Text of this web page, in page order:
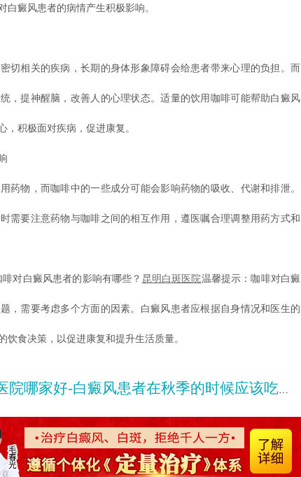
白癜风患者的病情产生积极影响。
相关的疾病，长期的身体形象障碍会给患者带来心理的负担。而
，提神醒脑，改善人的心理状态。适量的饮用咖啡可能帮助白癜风
，积极面对疾病，促进康复。
药物，而咖啡中的一些成分可能会影响药物的吸收、代谢和排泄。
需要注意药物与咖啡之间的相互作用，遵医嘱合理调整用药方式和
白癜风患者的影响有哪些？ 昆明白斑医院温馨提示：咖啡对白癜
，需要考虑多个方面的因素。白癜风患者应根据自身情况和医生的
饮食决策，以促进康复和提升生活质量。
哪家好-白癜风患者在秋季的时候应该吃些什么